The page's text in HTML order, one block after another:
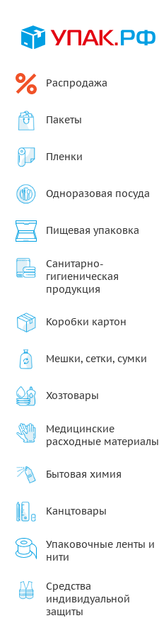
Распродажа
Пакеты
Пленки
Одноразовая посуда
Пищевая упаковка
Санитарно-
гигиеническая
продукция
Коробки картон
Мешки, сетки, сумки
Хозтовары
Медицинские
расходные материалы
Бытовая химия
Канцтовары
Упаковочные ленты и
нити
Средства
индивидуальной
защиты